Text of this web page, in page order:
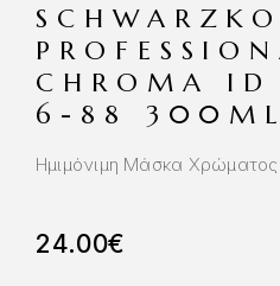
CHROMA ID
6-88 300ML
Ημιμόνιμη Μάσκα Χρώματος
24.00€